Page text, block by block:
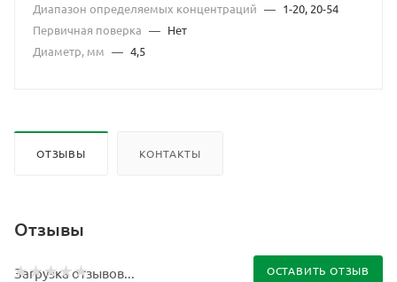
Диапазон определяемых концентраций — 1-20, 20-54
Первичная поверка — Нет
Диаметр, мм — 4,5
ОТЗЫВЫ КОНТАКТЫ
Отзывы
ОСТАВИТЬ ОТЗЫВ
Загрузка отзывов...